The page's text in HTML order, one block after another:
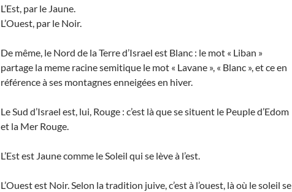
L’Est, par le Jaune.
L’Ouest, par le Noir.
De même, le Nord de la Terre d’Israel est Blanc : le mot « Liban »
partage la meme racine semitique le mot « Lavane », « Blanc », et ce en
référence à ses montagnes enneigées en hiver.
Le Sud d’Israel est, lui, Rouge : c’est là que se situent le Peuple d’Edom
et la Mer Rouge.
L’Est est Jaune comme le Soleil qui se lève à l’est.
L’Ouest est Noir. Selon la tradition juive, c’est à l’ouest, là où le soleil se